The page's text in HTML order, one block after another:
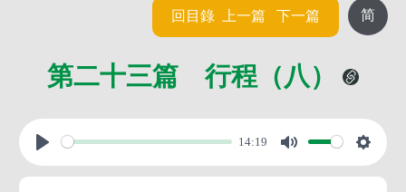
简
回目錄 上一篇 下一篇
第二十三篇 行程（八）
14:19